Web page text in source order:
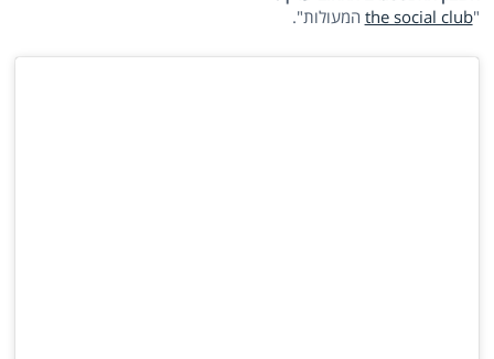
"
the social club המעולות".